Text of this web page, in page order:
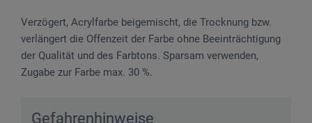
Verzögert, Acrylfarbe beigemischt, die Trocknung bzw.
verlängert die Offenzeit der Farbe ohne Beeinträchtigung
der Qualität und des Farbtons. Sparsam verwenden,
Zugabe zur Farbe max. 30 %.
Gefahrenhinweise